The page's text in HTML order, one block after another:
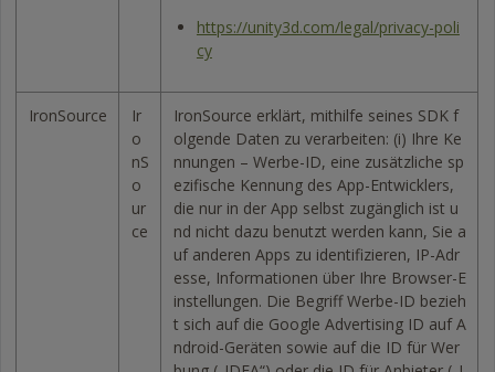
https://unity3d.com/legal/privacy-poli
cy
IronSource
Ir
o
nS
o
ur
ce
IronSource erklärt, mithilfe seines SDK f
olgende Daten zu verarbeiten: (i) Ihre Ke
nnungen – Werbe-ID, eine zusätzliche sp
ezifische Kennung des App-Entwicklers,
die nur in der App selbst zugänglich ist u
nd nicht dazu benutzt werden kann, Sie a
uf anderen Apps zu identifizieren, IP-Adr
esse, Informationen über Ihre Browser-E
instellungen. Die Begriff Werbe-ID bezieh
t sich auf die Google Advertising ID auf A
ndroid-Geräten sowie auf die ID für Wer